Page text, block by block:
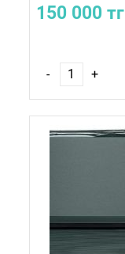
150 000 тг
- +